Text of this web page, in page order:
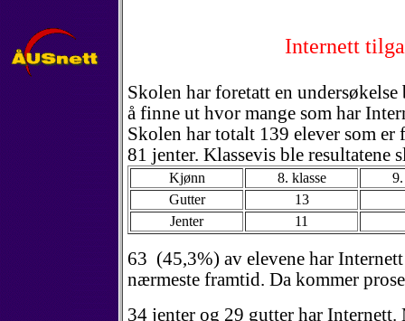
Internett
Skolen har foretatt en
å finne ut hvor mange som har
Skolen har totalt 139 elever som
81 jenter. Klassevis ble resultatene
Kjønn 8. klasse
9.
Gutter
13
Jenter
11
63 (45,3%) av elevene har
nærmeste framtid. Da kommer
34 jenter og 29 gutter har Internett.